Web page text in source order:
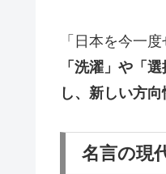
「日本を今一
「洗濯」や「
し、新しい方
名言の現